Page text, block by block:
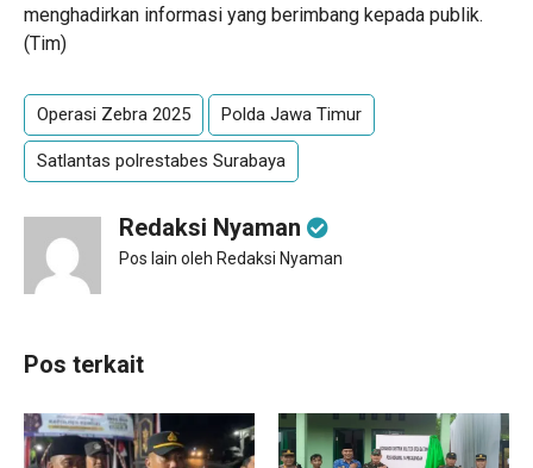
menghadirkan informasi yang berimbang kepada publik.
(Tim)
Operasi Zebra 2025 Polda Jawa Timur
Satlantas polrestabes Surabaya
Redaksi Nyaman
Pos lain oleh Redaksi Nyaman
Pos terkait